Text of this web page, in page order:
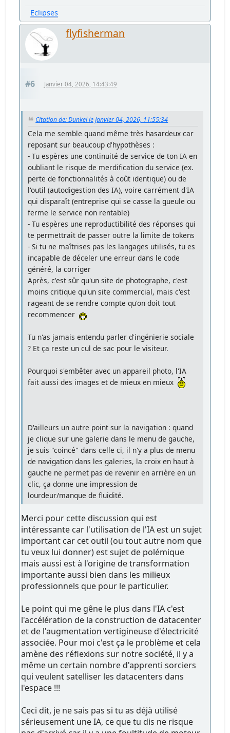
Eclipses
flyfisherman
#6 Janvier 04, 2026, 14:43:49
Citation de: Dunkel le Janvier 04, 2026, 11:55:34
Cela me semble quand même très hasardeux car
reposant sur beaucoup d'hypothèses :
- Tu espères une continuité de service de ton IA en
oubliant le risque de merdification du service (ex.
perte de fonctionnalités à coût identique) ou de
l'outil (autodigestion des IA), voire carrément d'IA
qui disparaît (entreprise qui se casse la gueule ou
ferme le service non rentable)
- Tu espères une reproductibilité des réponses qui
te permettrait de passer outre la limite de tokens
- Si tu ne maîtrises pas les langages utilisés, tu es
incapable de déceler une erreur dans le code
généré, la corriger
Après, c'est sûr qu'un site de photographe, c'est
moins critique qu'un site commercial, mais c'est
rageant de se rendre compte qu'on doit tout
recommencer
Tu n'as jamais entendu parler d'ingénierie sociale
? Et ça reste un cul de sac pour le visiteur.
Pourquoi s'embêter avec un appareil photo, l'IA
fait aussi des images et de mieux en mieux
D'ailleurs un autre point sur la navigation : quand
je clique sur une galerie dans le menu de gauche,
je suis "coincé" dans celle ci, il n'y a plus de menu
de navigation dans les galeries, la croix en haut à
gauche ne permet pas de revenir en arrière en un
clic, ça donne une impression de
lourdeur/manque de fluidité.
Merci pour cette discussion qui est
intéressante car l'utilisation de l'IA est un sujet
important car cet outil (ou tout autre nom que
tu veux lui donner) est sujet de polémique
mais aussi est à l'origine de transformation
importante aussi bien dans les milieux
professionnels que pour le particulier.
Le point qui me gêne le plus dans l'IA c'est
l'accélération de la construction de datacenter
et de l'augmentation vertigineuse d'électricité
associée. Pour moi c'est ça le problème et cela
amène des réflexions sur notre société, il y a
même un certain nombre d'apprenti sorciers
qui veulent satelliser les datacenters dans
l'espace !!!
Ceci dit, je ne sais pas si tu as déjà utilisé
sérieusement une IA, ce que tu dis ne risque